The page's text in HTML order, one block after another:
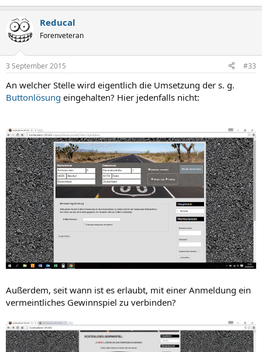
Reducal
Forenveteran
3 September 2015 #33
An welcher Stelle wird eigentlich die Umsetzung der s. g.
Buttonlösung eingehalten? Hier jedenfalls nicht:
Außerdem, seit wann ist es erlaubt, mit einer Anmeldung ein
vermeintliches Gewinnspiel zu verbinden?